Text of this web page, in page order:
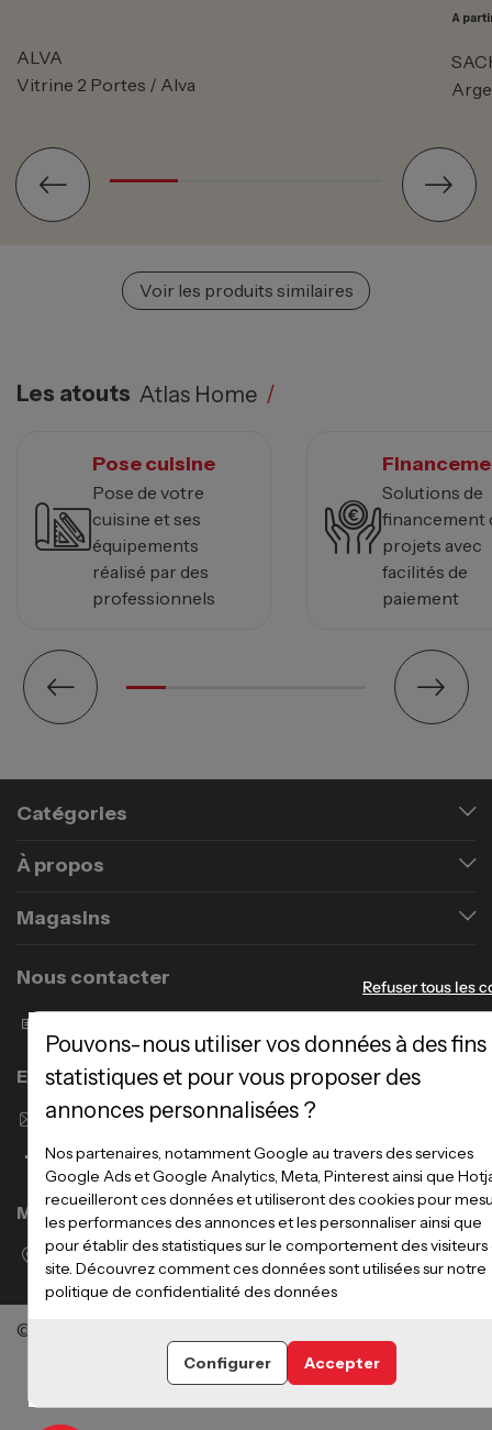
ALVA
Vitrine 2 Portes / Alva
A
Voir les produits similaires
Les atouts Atlas Home /
Pose cuisine
Pose de votre
cuisine et ses
équipements
réalisé par des
professionnels
Solutions de
financement
projets avec
facilités de
paiement
Catégories
À propos
Magasins
Nous contacter
Enseigne Atlas Home
Envoyer un email
Magasins
Voir la liste des magasins
©Meubles Atlas / Atlas Newco
Refuser tous les
Pouvons-nous utiliser vos données à des fins
statistiques et pour vous proposer des
annonces personnalisées ?
Nos partenaires, notamment Google au travers des services
Google Ads et Google Analytics, Meta, Pinterest ainsi que
recueilleront ces données et utiliseront des cookies pour
les performances des annonces et les personnaliser ainsi que
pour établir des statistiques sur le comportement des visiteurs
site. Découvrez comment ces données sont utilisées sur notre
politique de confidentialité des données
Configurer Accepter